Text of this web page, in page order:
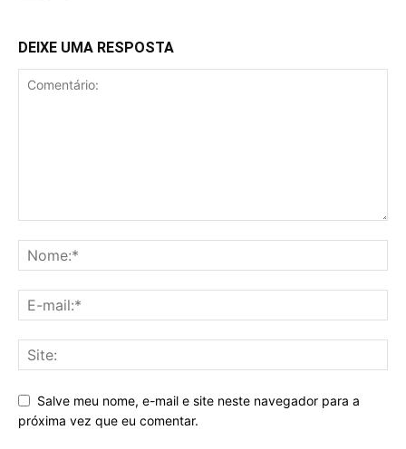
DEIXE UMA RESPOSTA
Salve meu nome, e-mail e site neste navegador para a
próxima vez que eu comentar.